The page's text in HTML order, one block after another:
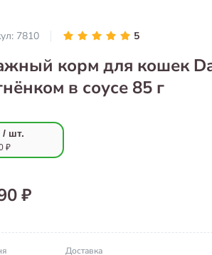
7810 5
корм для кошек
в соусе 85 г
/ шт.
₽
₽
Доставка